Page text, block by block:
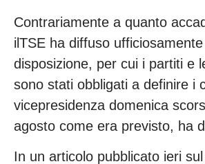
Contrariamente a quanto
ilTSE ha diffuso
disposizione, per cui i partiti e
sono stati obbligati a definire i
vicepresidenza domenica
agosto come era previsto, ha
In un articolo pubblicato ieri